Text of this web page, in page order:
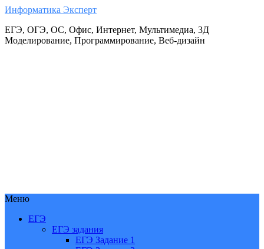
Информатика Эксперт
ЕГЭ, ОГЭ, ОС, Офис, Интернет, Мультимедиа, 3Д
Моделирование, Программирование, Веб-дизайн
Меню
ЕГЭ
ЕГЭ задания
ЕГЭ Задание 1